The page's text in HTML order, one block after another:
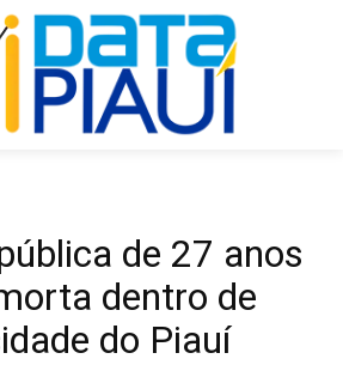
de 27 anos
dentro de
do Piauí